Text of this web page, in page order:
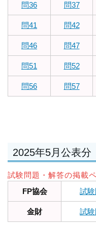
問36 問37
問41 問42
問46 問47
問51 問52
問56 問57
2025年5月公表分
試験問題・解答の掲載
FP協会
試
金財 試